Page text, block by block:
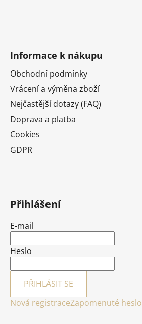
Informace k nákupu
Obchodní podmínky
Vrácení a výměna zboží
Nejčastější dotazy (FAQ)
Doprava a platba
Cookies
GDPR
Přihlášení
E-mail
Heslo
PŘIHLÁSIT SE
Nová registraceZapomenuté heslo